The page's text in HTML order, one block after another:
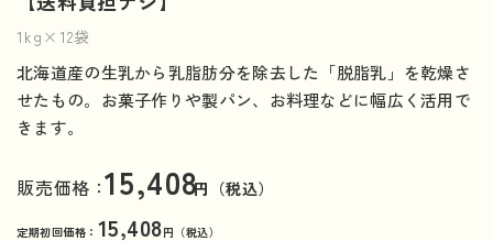
1kg×12袋
北海道産の生乳から乳脂肪分を除去した「脱脂乳」を乾燥さ
せたもの。お菓子作りや製パン、お料理などに幅広く活用で
きます。
販売価格：15,408円（税込）
定期初回価格： 15,408円（税込）